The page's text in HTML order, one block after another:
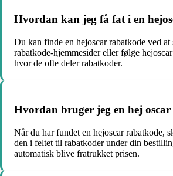
Hvordan kan jeg få fat i en
Du kan finde en hejoscar rabatkode ved at
rabatkode-hjemmesider eller følge
hvor de ofte deler rabatkoder.
Hvordan bruger jeg en hej
Når du har fundet en hejoscar rabatkode,
den i feltet til rabatkoder under din
automatisk blive fratrukket prisen.